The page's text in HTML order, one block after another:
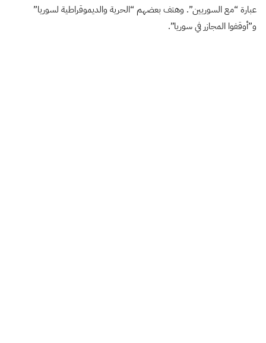
عبارة “مع السوريين”. وهتف بعضهم “الحرية والديموقراطية لسوريا”
و”أوقفوا المجازر في سوريا”.